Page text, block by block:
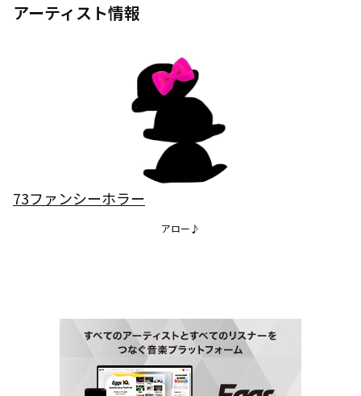
アーティスト情報
73ファンシーホラー
アロー♪